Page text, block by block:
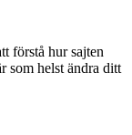
förstå hur sajten
som helst ändra ditt